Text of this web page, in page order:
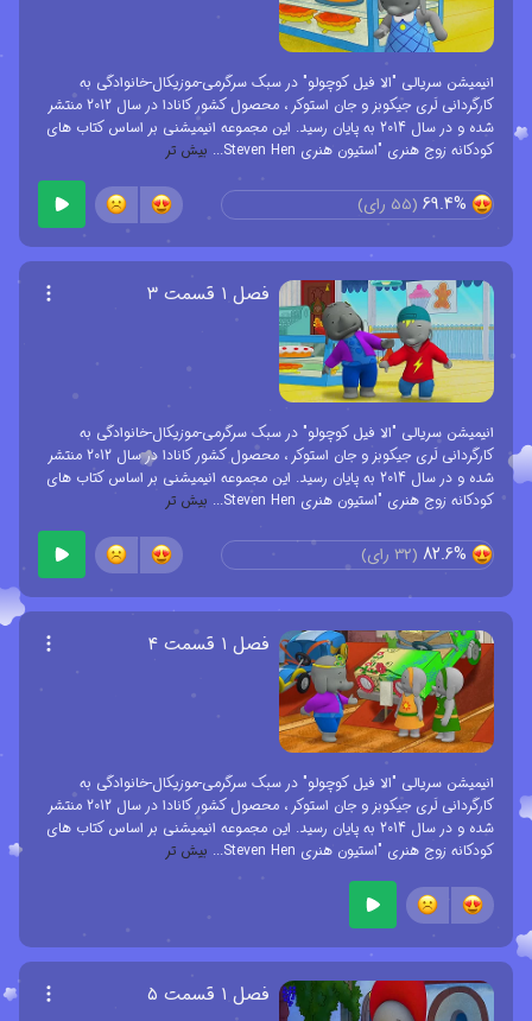
و با اتفاقات بامزه و بسیار جالبی مواجه می شوند. آنها همیشه سعی می
کنند یک کار جالب انجام دهند، اما در ابتدای کار با مشکلاتی مواجه شده
و کار به درستی پیش نمی رود. گروه بچه فیل ها به کمک الا و کلاه جادویی
اش با عزم و اراده قوی و یک کار تیمی خوب همیشه موفق می شوند
مشکلات را حل کرده و کار خود را به درستی به پایان برسانند...
انیمیشن سریالی "الا فیل کوچولو" در سبک سرگرمی-موزیکال-خانوادگی به
کارگردانی لَری جیکوبز و جان استوکر ، محصول کشور کانادا در سال 2012 منتشر
شده و در سال 2014 به پایان رسید. این مجموعه انیمیشنی بر اساس کتاب های
کودکانه زوج هنری "استیون هنری Steven Hen
... بیش تر
69.4%
(
55 رای)
فصل ۱ قسمت ۳
انیمیشن سریالی "الا فیل کوچولو" در سبک سرگرمی-موزیکال-خانوادگی به
کارگردانی لَری جیکوبز و جان استوکر ، محصول کشور کانادا در سال 2012 منتشر
شده و در سال 2014 به پایان رسید. این مجموعه انیمیشنی بر اساس کتاب های
کودکانه زوج هنری "استیون هنری Steven Hen
... بیش تر
82.6%
(
32 رای)
فصل ۱ قسمت ۴
انیمیشن سریالی "الا فیل کوچولو" در سبک سرگرمی-موزیکال-خانوادگی به
کارگردانی لَری جیکوبز و جان استوکر ، محصول کشور کانادا در سال 2012 منتشر
شده و در سال 2014 به پایان رسید. این مجموعه انیمیشنی بر اساس کتاب های
کودکانه زوج هنری "استیون هنری Steven Hen
... بیش تر
فصل ۱ قسمت ۵